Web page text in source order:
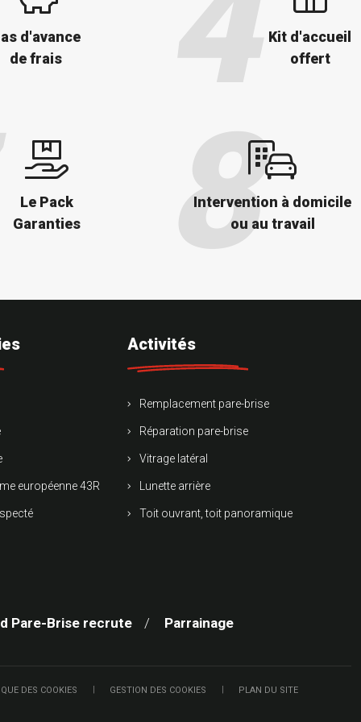
d'avance
de frais
Kit d'accueil
offert
Le Pack
Garanties
Intervention à domicile
ou au travail
européenne 43R
Activités
Remplacement pare-brise
Réparation pare-brise
Vitrage latéral
Lunette arrière
Toit ouvrant, toit panoramique
Pare-Brise recrute Parrainage
DES COOKIES GESTION DES COOKIES PLAN DU SITE